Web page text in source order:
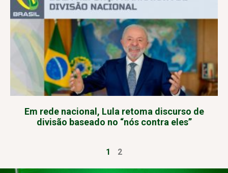
Em rede nacional, Lula retoma discurso de
divisão baseado no “nós contra eles”
1 2